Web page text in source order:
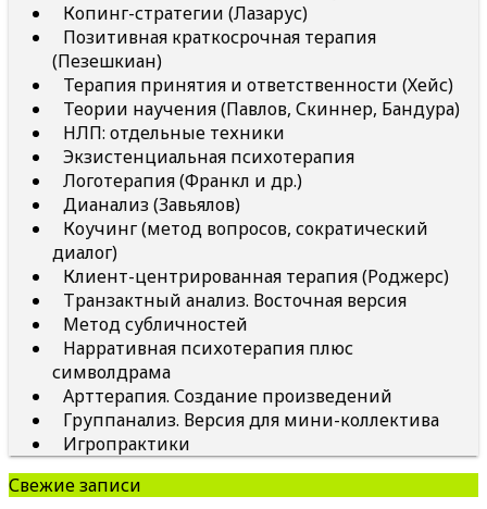
Копинг-стратегии (Лазарус)
Позитивная краткосрочная терапия
(Пезешкиан)
Терапия принятия и ответственности (Хейс)
Теории научения (Павлов, Скиннер, Бандура)
НЛП: отдельные техники
Экзистенциальная психотерапия
Логотерапия (Франкл и др.)
Дианализ (Завьялов)
Коучинг (метод вопросов, сократический
диалог)
Клиент-центрированная терапия (Роджерс)
Транзактный анализ. Восточная версия
Метод субличностей
Нарративная психотерапия плюс
символдрама
Арттерапия. Создание произведений
Группанализ. Версия для мини-коллектива
Игропрактики
Свежие записи